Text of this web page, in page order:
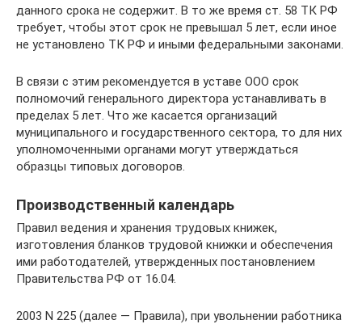
данного срока не содержит. В то же время ст. 58 ТК РФ
требует, чтобы этот срок не превышал 5 лет, если иное
не установлено ТК РФ и иными федеральными законами.
В связи с этим рекомендуется в уставе ООО срок
полномочий генерального директора устанавливать в
пределах 5 лет. Что же касается организаций
муниципального и государственного сектора, то для них
уполномоченными органами могут утверждаться
образцы типовых договоров.
Производственный календарь
Правил ведения и хранения трудовых книжек,
изготовления бланков трудовой книжки и обеспечения
ими работодателей, утвержденных постановлением
Правительства РФ от 16.04.
2003 N 225 (далее — Правила), при увольнении работника